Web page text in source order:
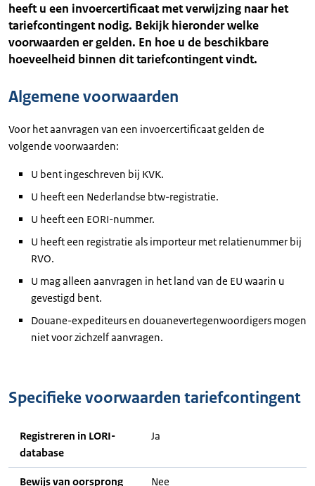
heeft u een invoercertificaat met verwijzing naar het
tariefcontingent nodig. Bekijk hieronder welke
voorwaarden er gelden. En hoe u de beschikbare
hoeveelheid binnen dit tariefcontingent vindt.
Algemene voorwaarden
Voor het aanvragen van een invoercertificaat gelden de
volgende voorwaarden:
U bent ingeschreven bij KVK.
U heeft een Nederlandse btw-registratie.
U heeft een EORI-nummer.
U heeft een registratie als importeur met relatienummer bij
RVO.
U mag alleen aanvragen in het land van de EU waarin u
gevestigd bent.
Douane-expediteurs en douanevertegenwoordigers mogen
niet voor zichzelf aanvragen.
Specifieke voorwaarden tariefcontingent
Registreren in LORI-
database
Ja
Bewijs van oorsprong Nee